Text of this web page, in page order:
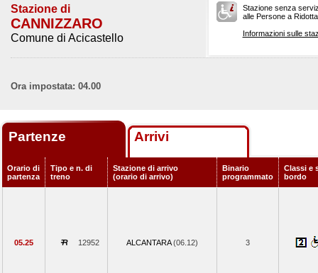
Stazione di
CANNIZZARO
Comune di Acicastello
Stazione senza
alle Persone a
Informazioni sulle
Ora impostata: 04.00
Partenze Arrivi
Orario di
partenza
Tipo e n. di
treno
Stazione di arrivo
(orario di arrivo)
Binario
programmato
Classi e
bordo
05.25 12952 ALCANTARA(06.12) 3